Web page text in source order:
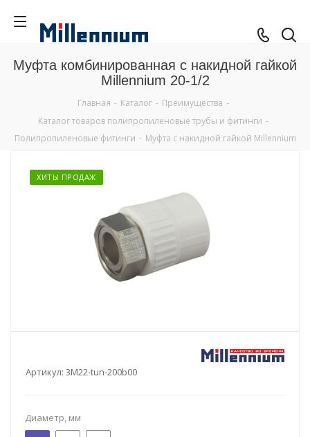
Муфта комбинированная с накидной гайкой
Millennium 20-1/2
Главная - Каталог - Преимущества -
Каталог товаров полипропиленовые трубы и фитинги -
Полипропиленовые фитинги - Муфта с накидной гайкой Millennium
ХИТЫ ПРОДАЖ
Артикул: 3M22-tun-200b00
Диаметр, мм